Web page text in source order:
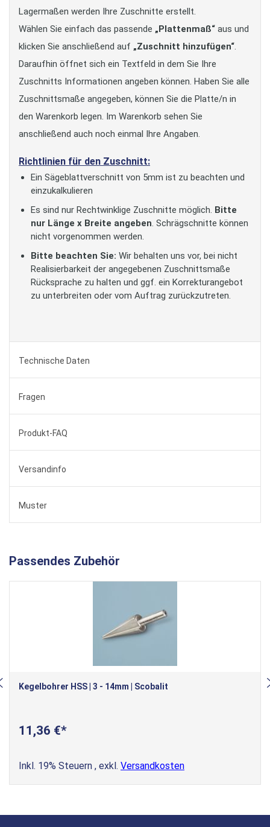
Lagermaßen werden Ihre Zuschnitte erstellt.
Wählen Sie einfach das passende „Plattenmaß“ aus und
klicken Sie anschließend auf „Zuschnitt hinzufügen“.
Daraufhin öffnet sich ein Textfeld in dem Sie Ihre
Zuschnitts Informationen angeben können. Haben Sie alle
Zuschnittsmaße angegeben, können Sie die Platte/n in
den Warenkorb legen. Im Warenkorb sehen Sie
anschließend auch noch einmal Ihre Angaben.
Richtlinien für den Zuschnitt:
Ein Sägeblattverschnitt von 5mm ist zu beachten und
einzukalkulieren
Es sind nur Rechtwinklige Zuschnitte möglich. Bitte
nur Länge x Breite angeben. Schrägschnitte können
nicht vorgenommen werden.
Bitte beachten Sie: Wir behalten uns vor, bei nicht
Realisierbarkeit der angegebenen Zuschnittsmaße
Rücksprache zu halten und ggf. ein Korrekturangebot
zu unterbreiten oder vom Auftrag zurückzutreten.
Technische Daten
Fragen
Produkt-FAQ
Versandinfo
Muster
Passendes Zubehör
Kegelbohrer HSS | 3 - 14mm | Scobalit
11,36 €
Inkl. 19% Steuern , exkl. Versandkosten